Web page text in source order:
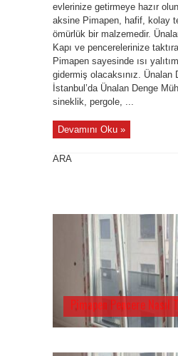
evlerinize getirmeye hazır
aksine Pimapen, hafif, kolay
ömürlük bir malzemedir.
Kapı ve pencerelerinize
Pimapen sayesinde ısı
gidermiş olacaksınız. Ünalan
İstanbul’da Ünalan Denge
sineklik, pergole, ...
Devamını Oku »
ARA
Pimapen Pencere Nasıl